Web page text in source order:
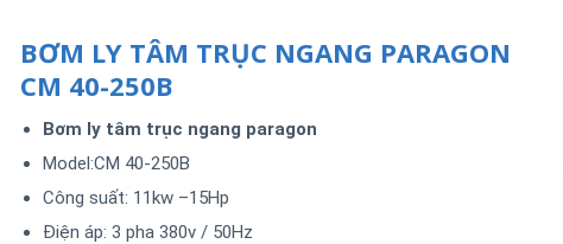
BƠM LY TÂM TRỤC NGANG PARAGON
CM 40-250B
Bơm ly tâm trục ngang paragon
Model:CM 40-250B
Công suất: 11kw –15Hp
Điện áp: 3 pha 380v / 50Hz